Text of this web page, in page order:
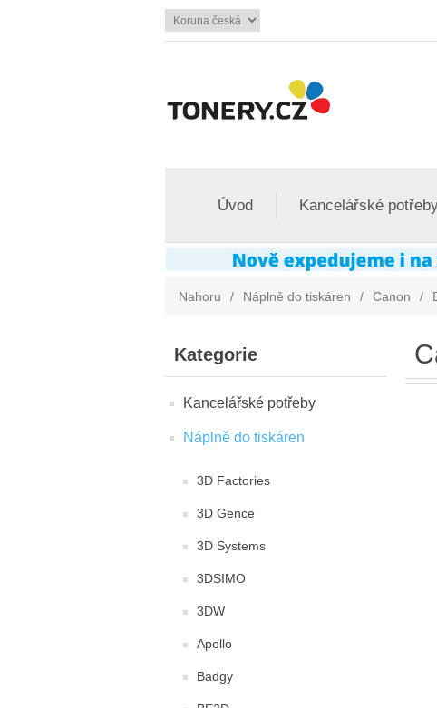
Úvod Kancelářské
Nahoru / Náplně do tiskáren / Canon /
Kategorie
Kancelářské potřeby
Náplně do tiskáren
3D Factories
3D Gence
3D Systems
3DSIMO
3DW
Apollo
Badgy